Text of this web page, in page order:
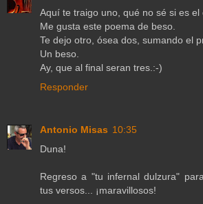
Aquí te traigo uno, qué no sé si es el
Me gusta este poema de beso.
Te dejo otro, ósea dos, sumando el
Un beso.
Ay, que al final seran tres.:-)
Responder
Antonio Misas 10:35
Duna!
Regreso a "tu infernal dulzura"
tus versos... ¡maravillosos!